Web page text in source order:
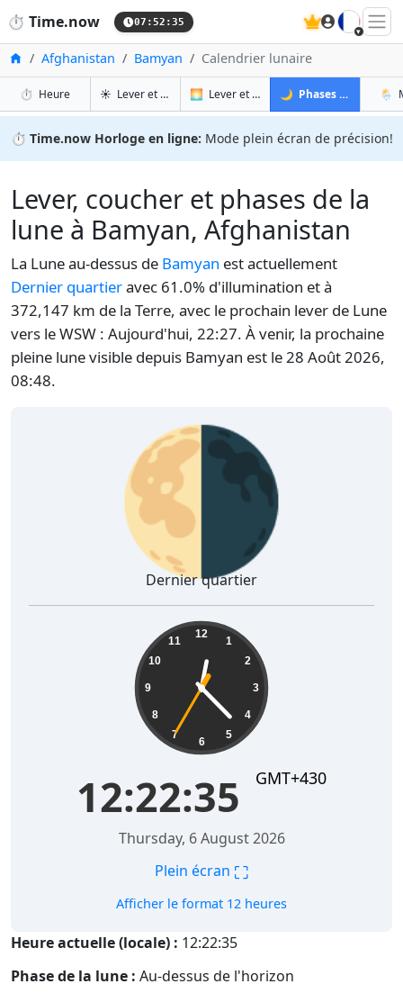
⏱️ Time.now 07:52:36 🇫🇷
Accueil
Afghanistan Bamyan Calendrier lunaire
⏱️ Heureà Bamyan
☀️ Lever et coucher du soleil à Bamyan
🌅 Lever et coucher du soleil demain à
🌙 Phases de la Lune 🌦️
⏱️ Time.now Horloge en ligne: Mode plein écran de précision!
Lever, coucher et phases de la
lune à Bamyan, Afghanistan
La Lune au-dessus de Bamyan est actuellement
Dernier quartieravec 61.0% d'illumination et à
372,147 km de la Terre, avec le prochain lever de Lune
vers le WSW : Aujourd'hui, 22:27. À venir, la prochaine
pleine lune visible depuis Bamyan est le 28 Août 2026,
08:48.
🌗
Dernier quartier
12
1
2
3
4
5
6
7
8
9
10
11
12:22:36 GMT+430
Thursday, 6 August 2026
Plein écran ⛶
Afficher le format 12 heures
Heure actuelle (locale) : 12:22:36
Phase de la lune : Au-dessus de l'horizon